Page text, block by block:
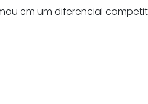
em um diferencial